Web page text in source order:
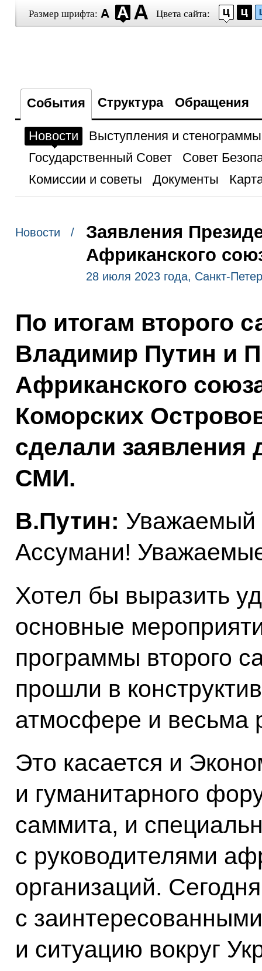
Размер шрифта: Цвета сайта:
События Структура Обращения
Новости
Выступления и стенограммы
Государственный Совет
Совет
Комиссии и советы
Документы
Новости /
Заявления
Африканского
28 июля 2023 года, Санкт-
По итогам второго
Владимир Путин и
Африканского
Коморских
сделали заявления
СМИ.
В.Путин: Уважаемый
Ассумани!
Хотел бы выразить
основные
программы второго
прошли в
атмосфере и весьма
Это касается и
и гуманитарного
саммита, и
с руководителями
организаций.
с
и ситуацию вокруг